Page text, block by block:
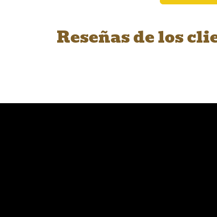
Reseñas de los